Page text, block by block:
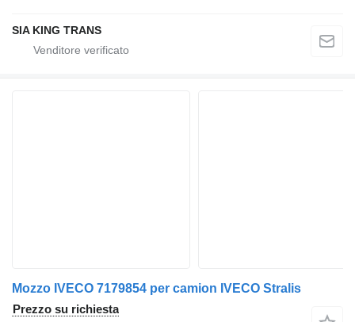
SIA KING TRANS
Mozzo IVECO 7179854 per camion IVECO Stralis
Prezzo su richiesta